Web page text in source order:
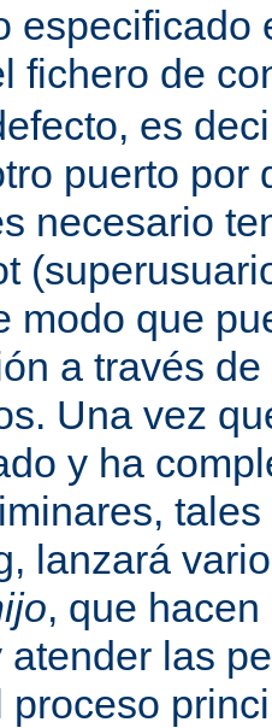
especificado
fichero de
es
puerto por
necesario
modo que
a través
Una vez
y ha
lanzará
, que
atender las
proceso